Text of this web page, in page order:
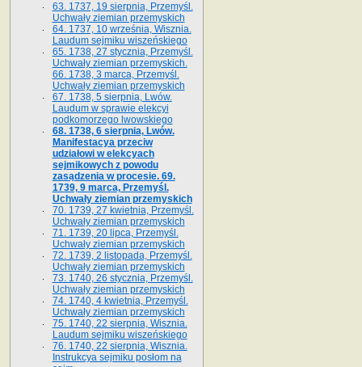
63. 1737, 19 sierpnia, Przemyśl.
Uchwały ziemian przemyskich
64. 1737, 10 września, Wisznia.
Laudum sejmiku wiszeńskiego
65. 1738, 27 stycznia, Przemyśl.
Uchwały ziemian przemyskich­­.
66. 1738, 3 marca, Przemyśl.
Uchwały ziemian przemyskich­
67. 1738, 5 sierpnia, Lwów.
Laudum w sprawie elekcyi
podkomorzego lwowskiego
68. 1738, 6 sierpnia, Lwów.
Manifestacya przeciw
udziałowi w elekcyach
sejmikowych z powodu
zasądzenia w procesie. 69.
1739, 9 marca, Przemyśl.
Uchwały ziemian przemyskich
70. 1739, 27 kwietnia, Przemyśl.
Uchwały ziemian przemyskich
71. 1739, 20 lipca, Przemyśl.
Uchwały ziemian przemyskich
72. 1739, 2 listopada, Przemyśl.
Uchwały ziemian przemyskich
73. 1740, 26 stycznia, Przemyśl.
Uchwały ziemian przemyskich
74. 1740, 4 kwietnia, Przemyśl.
Uchwały ziemian przemyskich
75. 1740, 22 sierpnia, Wisznia.
Laudum sejmiku wiszeńskiego
76. 1740, 22 sierpnia, Wisznia.
Instrukcya sejmiku posłom na